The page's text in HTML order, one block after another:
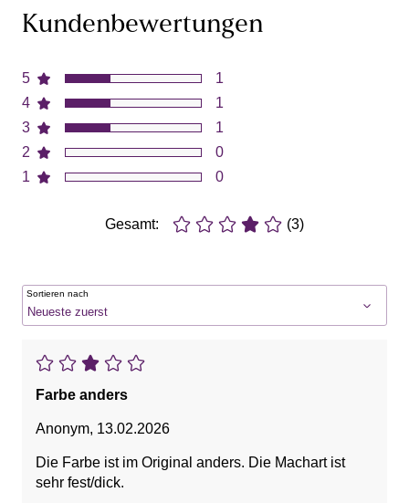
Kundenbewertungen
5
4
3
2
1
1
1
1
0
0
Gesamt: (3)
Sortieren nach
Farbe anders
Anonym, 13.02.2026
Die Farbe ist im Original anders. Die Machart ist
sehr fest/dick.